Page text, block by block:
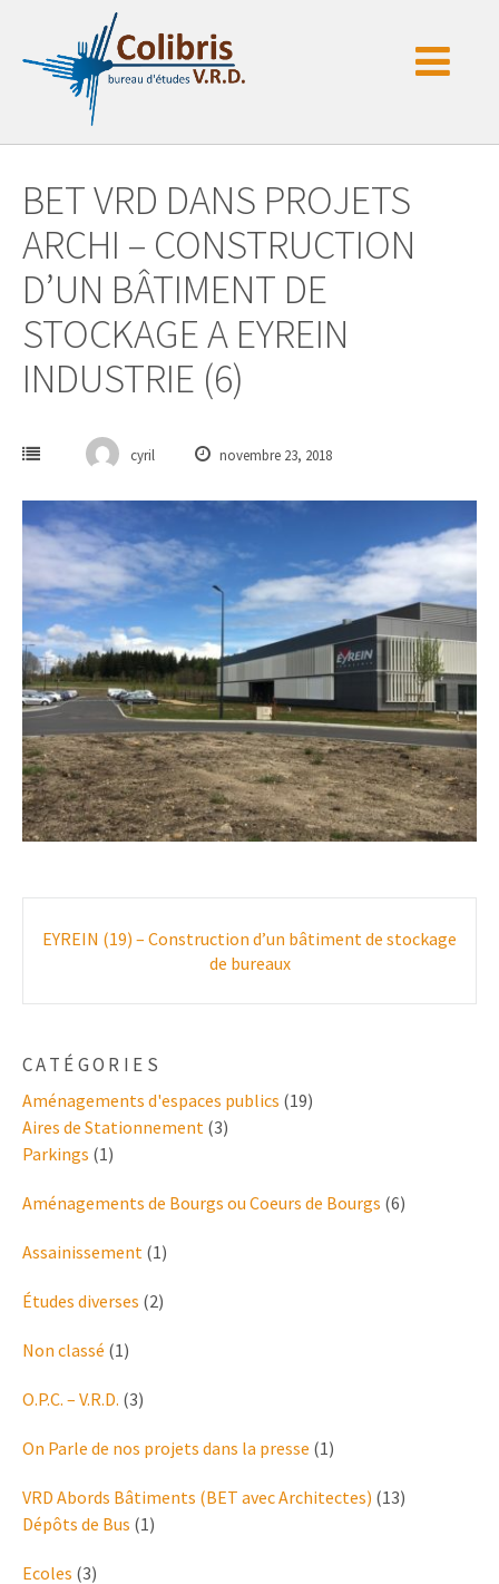
contenu
BET VRD DANS PROJETS
ARCHI – CONSTRUCTION
D’UN BÂTIMENT DE
STOCKAGE A EYREIN
INDUSTRIE (6)
cyril novembre 23, 2018
navigation
EYREIN (19) – Construction d’un bâtiment de stockage
de bureaux
CATÉGORIES
Aménagements d'espaces publics (19)
Aires de Stationnement (3)
Parkings (1)
Aménagements de Bourgs ou Coeurs de Bourgs (6)
Assainissement (1)
Études diverses (2)
Non classé (1)
O.P.C. – V.R.D. (3)
On Parle de nos projets dans la presse (1)
VRD Abords Bâtiments (BET avec Architectes) (13)
Dépôts de Bus (1)
Ecoles (3)